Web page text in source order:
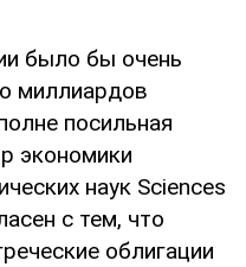
было бы очень
миллиардов
посильная
экономики
наук Sciences
с тем, что
облигации